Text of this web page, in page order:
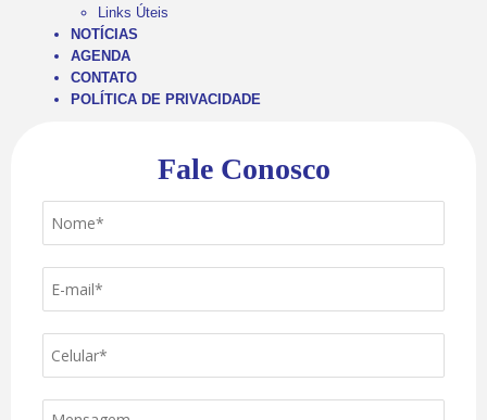
Links Úteis
NOTÍCIAS
AGENDA
CONTATO
POLÍTICA DE PRIVACIDADE
Fale Conosco